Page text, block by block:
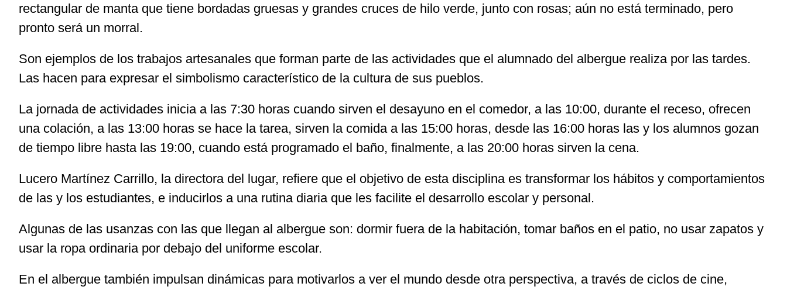
rectangular de manta que tiene bordadas gruesas y grandes cruces de hilo verde, junto con rosas; aún no está terminado, pero
pronto será un morral.
Son ejemplos de los trabajos artesanales que forman parte de las actividades que el alumnado del albergue realiza por las tardes.
Las hacen para expresar el simbolismo característico de la cultura de sus pueblos.
La jornada de actividades inicia a las 7:30 horas cuando sirven el desayuno en el comedor, a las 10:00, durante el receso, ofrecen
una colación, a las 13:00 horas se hace la tarea, sirven la comida a las 15:00 horas, desde las 16:00 horas las y los alumnos gozan
de tiempo libre hasta las 19:00, cuando está programado el baño, finalmente, a las 20:00 horas sirven la cena.
Lucero Martínez Carrillo, la directora del lugar, refiere que el objetivo de esta disciplina es transformar los hábitos y comportamientos
de las y los estudiantes, e inducirlos a una rutina diaria que les facilite el desarrollo escolar y personal.
Algunas de las usanzas con las que llegan al albergue son: dormir fuera de la habitación, tomar baños en el patio, no usar zapatos y
usar la ropa ordinaria por debajo del uniforme escolar.
En el albergue también impulsan dinámicas para motivarlos a ver el mundo desde otra perspectiva, a través de ciclos de cine,